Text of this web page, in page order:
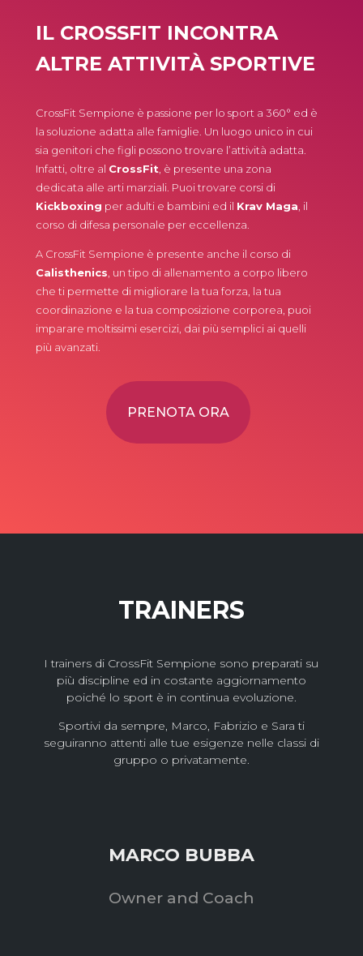
IL CROSSFIT INCONTRA
ALTRE ATTIVITÀ SPORTIVE
CrossFit Sempione è passione per lo sport a 360° ed è
la soluzione adatta alle famiglie. Un luogo unico in cui
sia genitori che figli possono trovare l’attività adatta.
Infatti, oltre al CrossFit , è presente una zona
dedicata alle arti marziali. Puoi trovare corsi di
Kickboxing per adulti e bambini ed il Krav Maga , il
corso di difesa personale per eccellenza.
A CrossFit Sempione è presente anche il corso di
Calisthenics , un tipo di allenamento a corpo libero
che ti permette di migliorare la tua forza, la tua
coordinazione e la tua composizione corporea, puoi
imparare moltissimi esercizi, dai più semplici ai quelli
più avanzati.
PRENOTA ORA
TRAINERS
I trainers di CrossFit Sempione sono preparati su
più discipline ed in costante aggiornamento
poiché lo sport è in continua evoluzione.
Sportivi da sempre, Marco, Fabrizio e Sara ti
seguiranno attenti alle tue esigenze nelle classi di
gruppo o privatamente.
MARCO BUBBA
Owner and Coach